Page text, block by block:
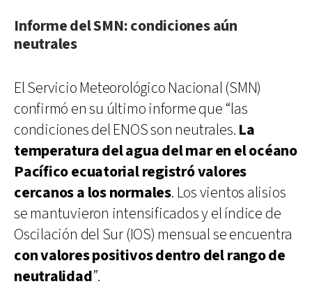
Informe del SMN: condiciones aún
neutrales
El Servicio Meteorológico Nacional (SMN)
confirmó en su último informe que “las
condiciones del ENOS son neutrales. La
temperatura del agua del mar en el océano
Pacífico ecuatorial registró valores
cercanos a los normales. Los vientos alisios
se mantuvieron intensificados y el índice de
Oscilación del Sur (IOS) mensual se encuentra
con valores positivos dentro del rango de
neutralidad”.